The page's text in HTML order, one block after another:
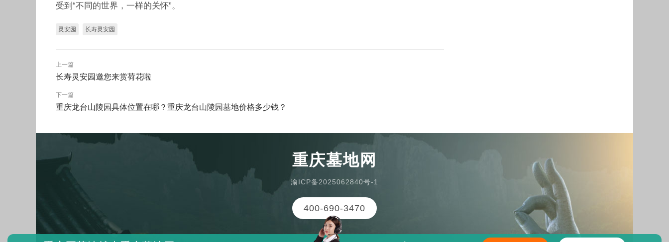
受到“不同的世界，一样的关怀”。
灵安园 长寿灵安园
上一篇
长寿灵安园邀您来赏荷花啦
下一篇
重庆龙台山陵园具体位置在哪？重庆龙台山陵园墓地价格多少钱？
重庆墓地网
渝ICP备2025062840号-1
400-690-3470